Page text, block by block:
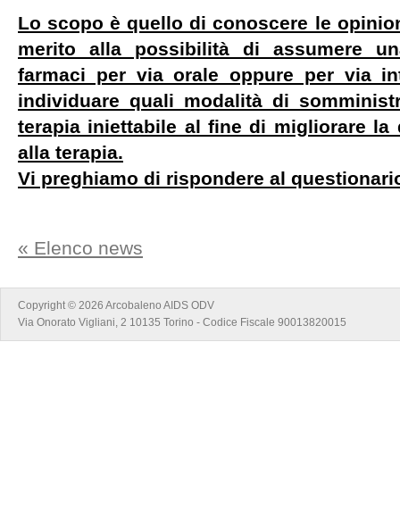
Lo scopo è quello di conoscere le
merito alla possibilità di assumere
farmaci per via orale oppure per via
individuare quali modalità di
terapia iniettabile al fine di migliorare la
alla terapia.
Vi preghiamo di rispondere al
« Elenco news
Copyright © 2026 Arcobaleno AIDS ODV
Via Onorato Vigliani, 2 10135 Torino - Codice Fiscale 90013820015